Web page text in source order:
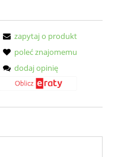
zapytaj o produkt
poleć znajomemu
dodaj opinię